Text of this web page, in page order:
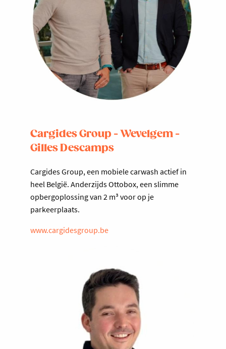
Cargides Group - Wevelgem -
Gilles Descamps
Cargides Group, een mobiele carwash actief in
heel België. Anderzijds Ottobox, een slimme
opbergoplossing van 2 m³ voor op je
parkeerplaats.
www.cargidesgroup.be